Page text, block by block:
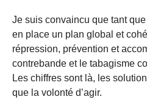
Je suis convaincu que tant
en place un plan global et
répression, prévention et
contrebande et le tabagisme
Les chiffres sont là, les
que la volonté d’agir.